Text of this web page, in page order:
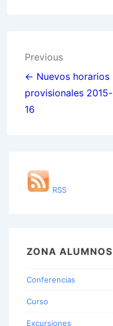
Post
Previous
← Nuevos horarios
provisionales 2015-
16
RSS
ZONA ALUMNOS
Conferencias
Curso
Excursiones